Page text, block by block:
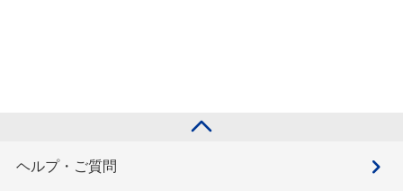
ヘルプ・ご質問